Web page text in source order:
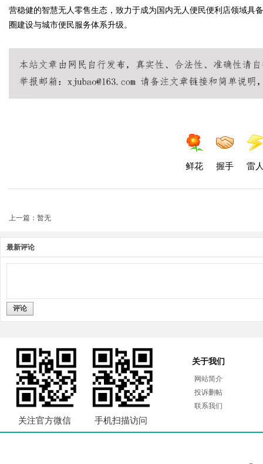
营稳健的智慧无人零售生态，致力于成为国内无人便民便利店领域具
圈建设与城市便民服务体系升级。
鲜花 握手 雷
上一篇：暂无
最新评论
评论
关注官方微信 手机扫描访问
关于我们
网站简介
投诉删帖
联系我们